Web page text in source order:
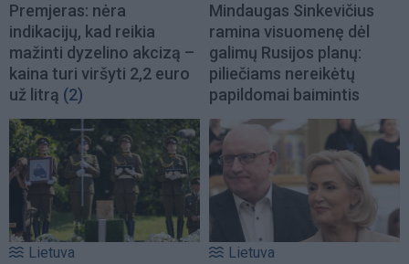
Premjeras: nėra
indikacijų, kad reikia
mažinti dyzelino akcizą –
kaina turi viršyti 2,2 euro
už litrą (2)
Mindaugas Sinkevičius
ramina visuomenę dėl
galimų Rusijos planų:
piliečiams nereikėtų
papildomai baimintis
Lietuva Lietuva